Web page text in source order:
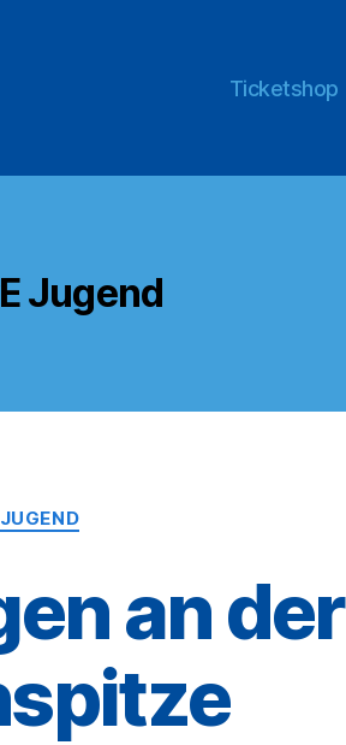
Ticketshop
Jugend
an der